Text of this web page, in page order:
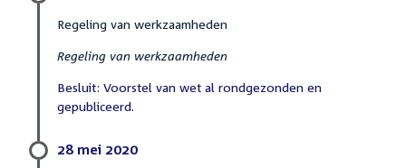
Regeling van werkzaamheden
Regeling van werkzaamheden
Besluit: Voorstel van wet al rondgezonden en
gepubliceerd.
28 mei 2020